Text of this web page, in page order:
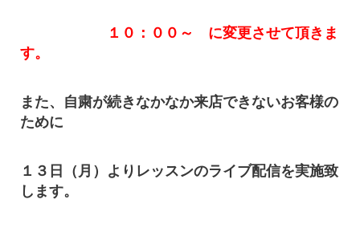
１０：００～ に変更させて頂きま
す。
また、自粛が続きなかなか来店できないお客様の
ために
１３日（月）よりレッスンのライブ配信を実施致
します。